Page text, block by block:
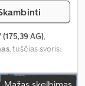
(175,39 AG),
, tuščias svoris:
2 ašys, ratų